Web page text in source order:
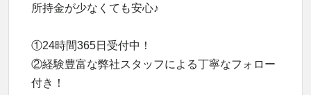
所持金が少なくても安心♪
①24時間365日受付中！
②経験豊富な弊社スタッフによる丁寧なフォロー
付き！